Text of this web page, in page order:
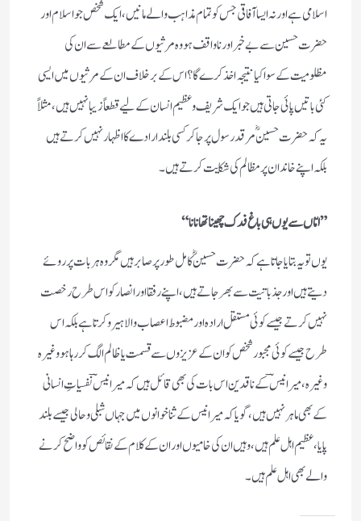
اسلامی ہے اور نہ ایسا آفاقی جس کو تمام مذاہب والے مانیں، ایک شخص جو اسلام اور
حضرت حسین سے بے خبر اور ناواقف ہو وہ مرثیوں کے مطالعے سے ان کی
مظلومیت کے سوا کیا نتیجہ اخذ کرے گا ؟ اس کے برخلاف ان کے مرثیوں میں ایسی
کئی باتیں پائی جاتی ہیں جو ایک شریف و عظیم انسان کے لیے قطعاً زیبا نہیں ہیں، مثلاً
یہ کہ حضرت حسینؓ مرقد رسول پر جا کر کسی بلند ارادے کا اظہار نہیں کرتے ہیں
بلکہ اپنے خاندان پر مظالم کی شکایت کرتے ہیں۔
” امّاں سے یوں ہی باغ فدک چھینا تھا نانا“
یوں تو یہ بتایا جاتا ہے کہ حضرت حسینؓ کامل طور پر صابر ہیں مگر وہ ہر بات پر روئے
دیتے ہیں اور جذباتیت سے بھر جاتے ہیں، اپنے رفقا اور انصار کو اس طرح رخصت
نہیں کرتے جیسے کوئی مستقل ارادہ اور مضبوط اعصاب والا ہیرو کرتا ہے بلکہ اس
طرح جیسے کوئی مجبور شخص کو ان کے عزیزوں سے قسمت یا ظالم الگ کر رہا ہو وغیرہ
وغیرہ، میر انیسؔ کے ناقدین اس بات کی بھی قائل ہیں کہ میر انیسؔ نفسیاتِ انسانی
کے بھی ماہر نہیں ہیں، گویا کہ میر انیس کے ثنا خوانوں میں جہاں شبلی و حالی جیسے بلند
پایا، عظیم اہل علم ہیں، وہیں ان کی خامیوں اور ان کے کلام کے نقائص کو واضح کرنے
والے بھی اہل علم ہیں۔